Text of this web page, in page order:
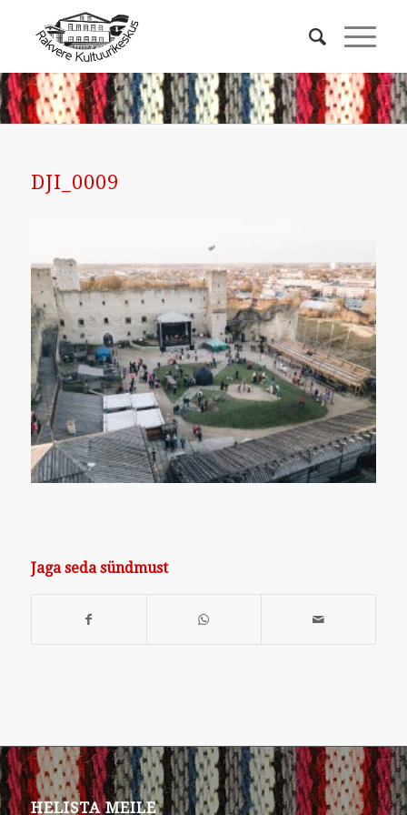
DJI_0009
Jaga seda sündmust
HELISTA MEILE